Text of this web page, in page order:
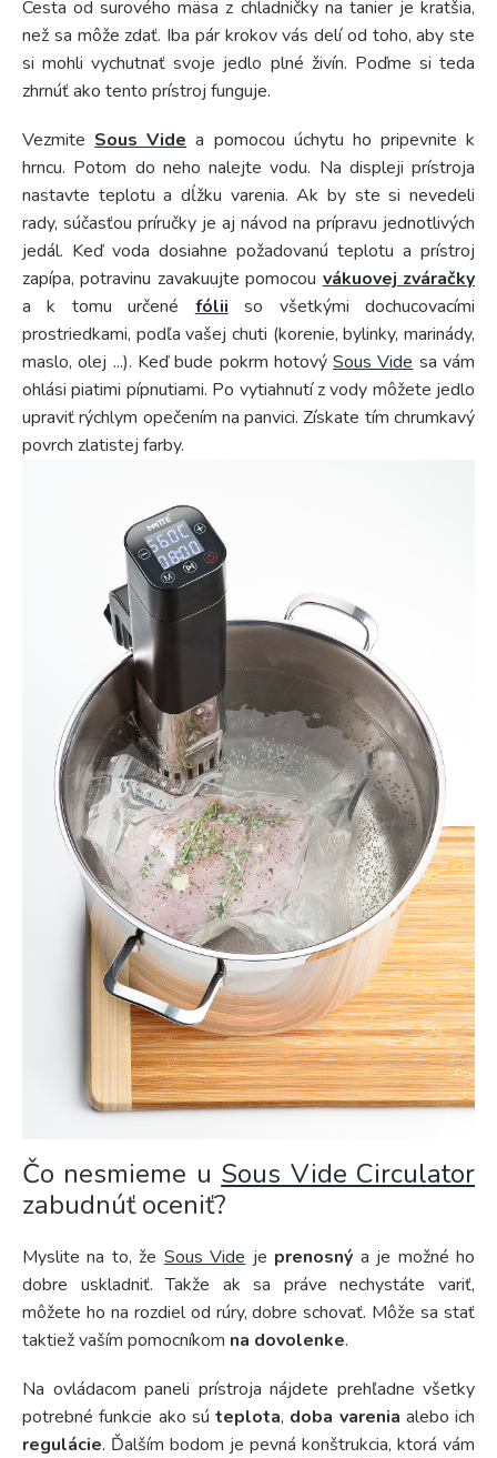
Cesta od surového mäsa z chladničky na tanier je kratšia,
než sa môže zdať. Iba pár krokov vás delí od toho, aby ste
si mohli vychutnať svoje jedlo plné živín. Poďme si teda
zhrnúť ako tento prístroj funguje.
Vezmite Sous Vide a pomocou úchytu ho pripevnite k
hrncu. Potom do neho nalejte vodu. Na displeji prístroja
nastavte teplotu a dĺžku varenia. Ak by ste si nevedeli
rady, súčasťou príručky je aj návod na prípravu jednotlivých
jedál. Keď voda dosiahne požadovanú teplotu a prístroj
zapípa, potravinu zavakuujte pomocou vákuovej zváračky
a k tomu určené fólii
so všetkými dochucovacími
prostriedkami, podľa vašej chuti (korenie, bylinky, marinády,
maslo, olej ...). Keď bude pokrm hotovýSous Vide sa vám
ohlási piatimi pípnutiami. Po vytiahnutí z vody môžete jedlo
upraviť rýchlym opečením na panvici. Získate tím chrumkavý
povrch zlatistej farby.
Čo nesmieme u Sous Vide Circulator
zabudnúť oceniť?
Myslite na to, že Sous Vide je prenosný a je možné ho
dobre uskladniť. Takže ak sa práve nechystáte variť,
môžete ho na rozdiel od rúry, dobre schovať. Môže sa stať
taktiež vaším pomocníkom na dovolenke.
Na ovládacom paneli prístroja nájdete prehľadne všetky
potrebné funkcie ako sú teplota, doba varenia alebo ich
regulácie. Ďalším bodom je pevná konštrukcia, ktorá vám